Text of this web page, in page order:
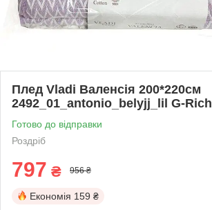
Плед Vladi Валенсія 200*220см
2492_01_antonio_belyjj_lil G-Rich
Готово до відправки
Роздріб
797 ₴ 956 ₴
Економія 159 ₴